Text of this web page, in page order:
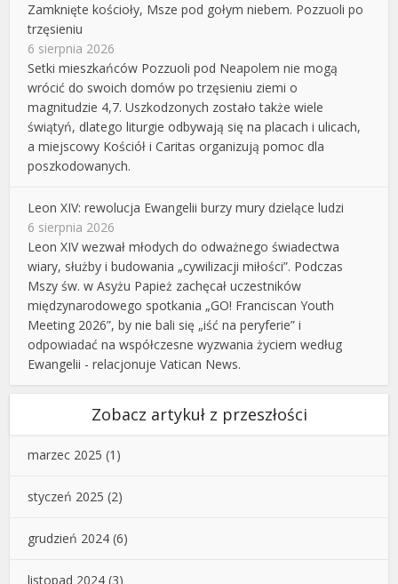
Zamknięte kościoły, Msze pod gołym niebem. Pozzuoli po
trzęsieniu
6 sierpnia 2026
Setki mieszkańców Pozzuoli pod Neapolem nie mogą
wrócić do swoich domów po trzęsieniu ziemi o
magnitudzie 4,7. Uszkodzonych zostało także wiele
świątyń, dlatego liturgie odbywają się na placach i ulicach,
a miejscowy Kościół i Caritas organizują pomoc dla
poszkodowanych.
Leon XIV: rewolucja Ewangelii burzy mury dzielące ludzi
6 sierpnia 2026
Leon XIV wezwał młodych do odważnego świadectwa
wiary, służby i budowania „cywilizacji miłości”. Podczas
Mszy św. w Asyżu Papież zachęcał uczestników
międzynarodowego spotkania „GO! Franciscan Youth
Meeting 2026”, by nie bali się „iść na peryferie” i
odpowiadać na współczesne wyzwania życiem według
Ewangelii - relacjonuje Vatican News.
Zobacz artykuł z przeszłości
marzec 2025 (1)
styczeń 2025 (2)
grudzień 2024 (6)
listopad 2024 (3)